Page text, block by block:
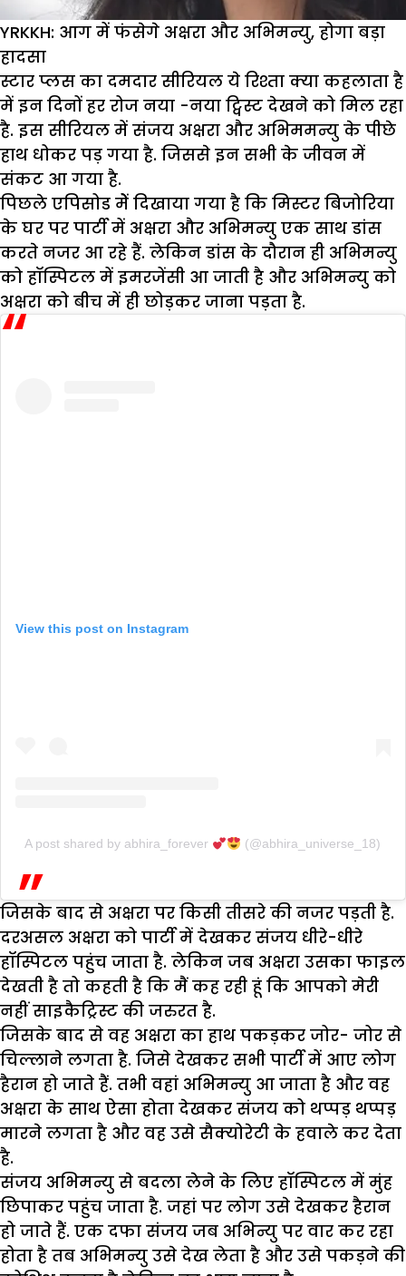
YRKKH: आग में फंसेगे अक्षरा और अभिमन्यु, होगा बड़ा
हादसा
स्टार प्लस का दमदार सीरियल ये रिश्ता क्या कहलाता है
में इन दिनों हर रोज नया -नया ट्विस्ट देखने को मिल रहा
है. इस सीरियल में संजय अक्षरा और अभिममन्यु के पीछे
हाथ धोकर पड़ गया है. जिससे इन सभी के जीवन में
संकट आ गया है.
पिछले एपिसोड मेें दिखाया गया है कि मिस्टर बिजोरिया
के घर पर पार्टी में अक्षरा और अभिमन्यु एक साथ डांस
करते नजर आ रहे हैं. लेकिन डांस के दौरान ही अभिमन्यु
को हॉस्पिटल में इमरजेंसी आ जाती है और अभिमन्यु को
अक्षरा को बीच में ही छोड़कर जाना पड़ता है.
View this post on Instagram
A post shared by abhira_forever (@abhira_universe_18)
जिसके बाद से अक्षरा पर किसी तीसरे की नजर पड़ती है.
दरअसल अक्षरा को पार्टी में देखकर संजय धीरे-धीरे
हॉस्पिटल पहुंच जाता है. लेकिन जब अक्षरा उसका फाइल
देखती है तो कहती है कि मैं कह रही हूं कि आपको मेरी
नहीं साइकैट्रिस्ट की जरुरत है.
जिसके बाद से वह अक्षरा का हाथ पकड़कर जोर- जोर से
चिल्लाने लगता है. जिसे देखकर सभी पार्टी में आए लोग
हैरान हो जाते हैं. तभी वहां अभिमन्यु आ जाता है और वह
अक्षरा के साथ ऐसा होता देखकर संजय को थप्पड़ थप्पड़
मारने लगता है और वह उसे सैक्योरेटी के हवाले कर देता
है.
संजय अभिमन्यु से बदला लेने के लिए हॉस्पिटल में मुंह
छिपाकर पहुंच जाता है. जहां पर लोग उसे देखकर हैरान
हो जाते हैं. एक दफा संजय जब अभिन्यु पर वार कर रहा
होता है तब अभिमन्यु उसे देख लेता है और उसे पकड़ने की